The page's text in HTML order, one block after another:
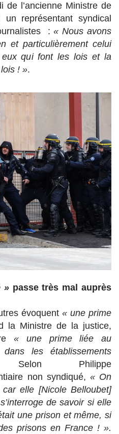
de l’ancienne Ministre de
représentant syndical
:« Nous avons
et particulièrement celui
qui font les lois et la
! ».
»passe très mal auprès
évoquent« une prime
la Ministre de la justice,
« une prime liée au
les établissements
Selon Philippe
non syndiqué, « On
elle [Nicole Belloubet]
de savoir si elle
une prison et même, si
prisons en France ! ».